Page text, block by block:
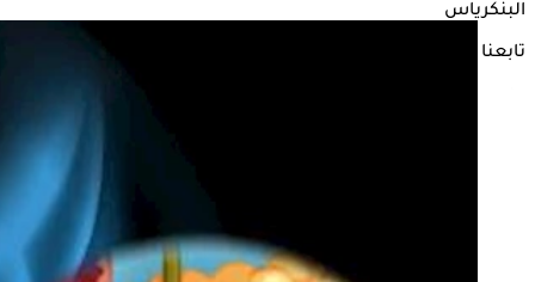
البنكرياس
تابعنا على